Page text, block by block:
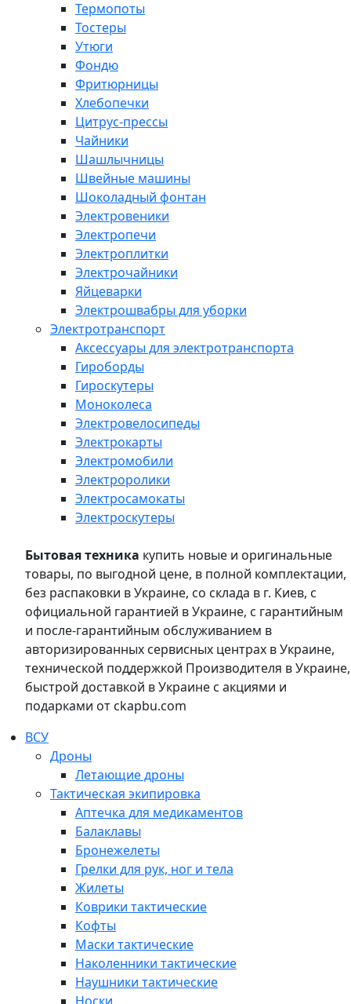
Термопоты
Тостеры
Утюги
Фондю
Фритюрницы
Хлебопечки
Цитрус-прессы
Чайники
Шашлычницы
Швейные машины
Шоколадный фонтан
Электровеники
Электропечи
Электроплитки
Электрочайники
Яйцеварки
Электрошвабры для уборки
Электротранспорт
Аксессуары для электротранспорта
Гироборды
Гироскутеры
Моноколеса
Электровелосипеды
Электрокарты
Электромобили
Электроролики
Электросамокаты
Электроскутеры
Бытовая техника купить новые и оригинальные
товары, по выгодной цене, в полной комплектации,
без распаковки в Украине, со склада в г. Киев, с
официальной гарантией в Украине, с гарантийным
и после-гарантийным обслуживанием в
авторизированных сервисных центрах в Украине,
технической поддержкой Производителя в Украине,
быстрой доставкой в Украине с акциями и
подарками от ckapbu.com
ВСУ
Дроны
Летающие дроны
Тактическая экипировка
Аптечка для медикаментов
Балаклавы
Бронежелеты
Грелки для рук, ног и тела
Жилеты
Коврики тактические
Кофты
Маски тактические
Наколенники тактические
Наушники тактические